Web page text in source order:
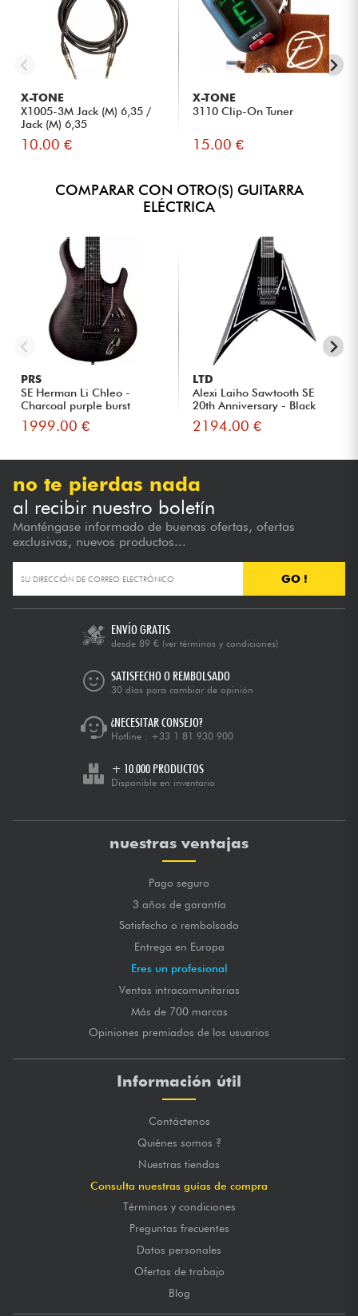
X-TONE
X1005-3M Jack (M) 6,35 /
Jack (M) 6,35
10.00 €
X-TONE
3110 Clip-On Tuner
15.00 €
COMPARAR CON OTRO(S) GUITARRA
ELÉCTRICA
PRS
SE Herman Li Chleo -
Charcoal purple burst
1999.00 €
LTD
Alexi Laiho Sawtooth SE
20th Anniversary - Black
W...
2194.00 €
no te pierdas nada
al recibir nuestro boletín
Manténgase informado de buenas ofertas, ofertas
exclusivas, nuevos productos...
GO !
ENVÍO GRATIS
desde 89 € (ver términos y condiciones)
SATISFECHO O REMBOLSADO
30 días para cambiar de opinión
¿NECESITAR CONSEJO?
Hotline : +33 1 81 930 900
+ 10.000 PRODUCTOS
Disponible en inventario
nuestras ventajas
Pago seguro
3 años de garantía
Satisfecho o rembolsado
Entrega en Europa
Eres un profesional
Ventas intracomunitarias
Más de 700 marcas
Opiniones premiados de los usuarios
Información útil
Contáctenos
Quiénes somos ?
Nuestras tiendas
Consulta nuestras guías de compra
Términos y condiciones
Preguntas frecuentes
Datos personales
Ofertas de trabajo
Blog